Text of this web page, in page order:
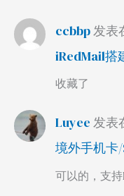
ccbbp发表
iRedMail搭
收藏了
Luyee 发表
境外手机卡
可以的，支